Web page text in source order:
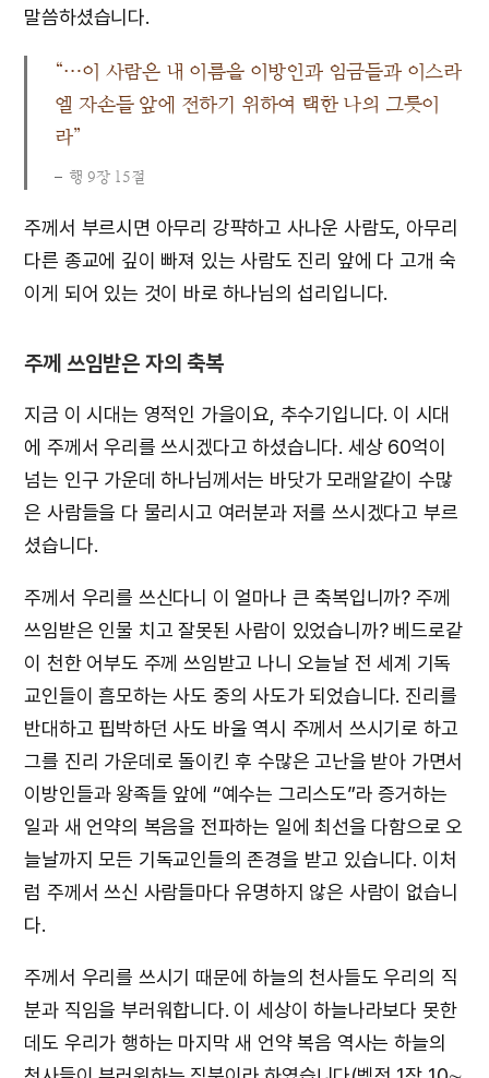
말씀하셨습니다.
“…이 사람은 내 이름을 이방인과 임금들과 이스라
엘 자손들 앞에 전하기 위하여 택한 나의 그릇이
라”
행 9장 15절
주께서 부르시면 아무리 강퍅하고 사나운 사람도, 아무리
다른 종교에 깊이 빠져 있는 사람도 진리 앞에 다 고개 숙
이게 되어 있는 것이 바로 하나님의 섭리입니다.
주께 쓰임받은 자의 축복
지금 이 시대는 영적인 가을이요, 추수기입니다. 이 시대
에 주께서 우리를 쓰시겠다고 하셨습니다. 세상 60억이
넘는 인구 가운데 하나님께서는 바닷가 모래알같이 수많
은 사람들을 다 물리시고 여러분과 저를 쓰시겠다고 부르
셨습니다.
주께서 우리를 쓰신다니 이 얼마나 큰 축복입니까? 주께
쓰임받은 인물 치고 잘못된 사람이 있었습니까? 베드로같
이 천한 어부도 주께 쓰임받고 나니 오늘날 전 세계 기독
교인들이 흠모하는 사도 중의 사도가 되었습니다. 진리를
반대하고 핍박하던 사도 바울 역시 주께서 쓰시기로 하고
그를 진리 가운데로 돌이킨 후 수많은 고난을 받아 가면서
이방인들과 왕족들 앞에 “예수는 그리스도”라 증거하는
일과 새 언약의 복음을 전파하는 일에 최선을 다함으로 오
늘날까지 모든 기독교인들의 존경을 받고 있습니다. 이처
럼 주께서 쓰신 사람들마다 유명하지 않은 사람이 없습니
다.
주께서 우리를 쓰시기 때문에 하늘의 천사들도 우리의 직
분과 직임을 부러워합니다. 이 세상이 하늘나라보다 못한
데도 우리가 행하는 마지막 새 언약 복음 역사는 하늘의